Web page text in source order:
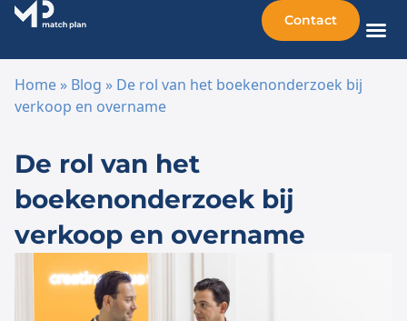
Contact
Home » Blog » De rol van het boekenonderzoek bij
verkoop en overname
De rol van het
boekenonderzoek bij
verkoop en overname